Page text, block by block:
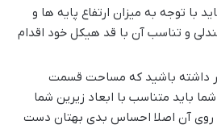
با توجه به میزان ارتفاع پایه ها و
و تناسب آن با قد هیکل خود اقدام
داشته باشید که مساحت قسمت
باید متناسب با ابعاد زیرین شما
روی آن اصلا احساس بدی بهتان دست